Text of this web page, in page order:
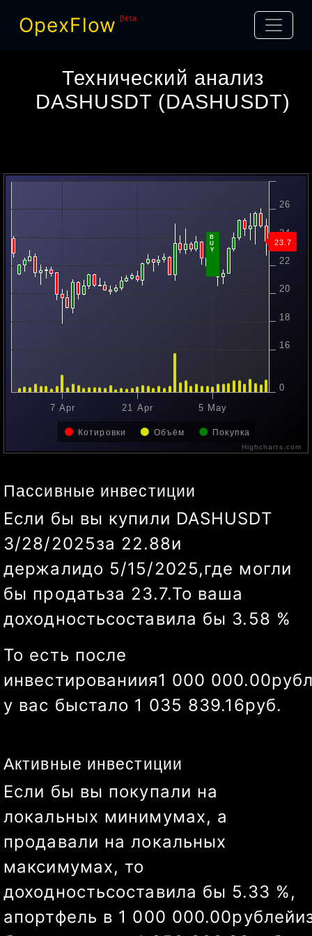
OpexFlow βeta
Технический анализ
DASHUSDT (DASHUSDT)
Котировки Объём Покупка
7 Apr 21 Apr 5 May
16
18
20
22
24
26
23.42
0
Highcharts.com
B
U
Y
Пассивные инвестиции
Если бы вы купили DASHUSDT
3/28/2025за 22.88и
держалидо 5/19/2025,где могли
бы продатьза 23.42.То ваша
доходностьсоставила бы 2.36 %
То есть после
инвестированиия1 000 000.00
у вас быстало 1 023 601.40руб.
Активные инвестиции
Если бы вы покупали на
локальных минимумах, а
продавали на локальных
максимумах, то
доходностьсоставила бы 6.22 %,
апортфель в 1 000 000.00рублей